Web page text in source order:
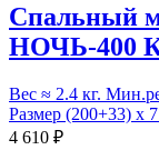
Спальный
НОЧЬ-400
Вес ≈ 2.4 кг.
Размер (200+33) х
4 610 ₽